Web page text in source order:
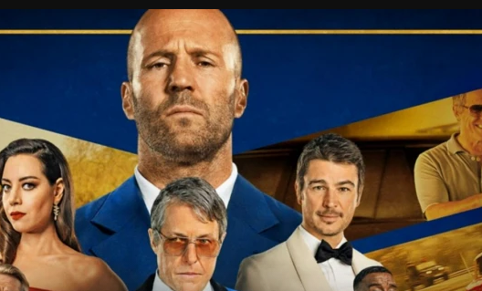
конфиденциальности Для партнёров
Контакты